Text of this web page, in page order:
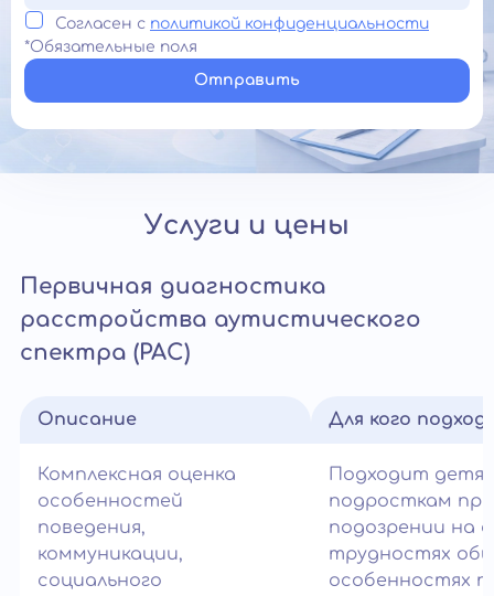
Согласен с политикой конфиденциальности
*Обязательные поля
Отправить
Услуги и цены
Первичная диагностика
расстройства аутистического
спектра (РАС)
Описание
Комплексная оценка
особенностей
поведения,
коммуникации,
социального
Для кого
Подходит
подросткам при
подозрении на
трудностях
особенностях